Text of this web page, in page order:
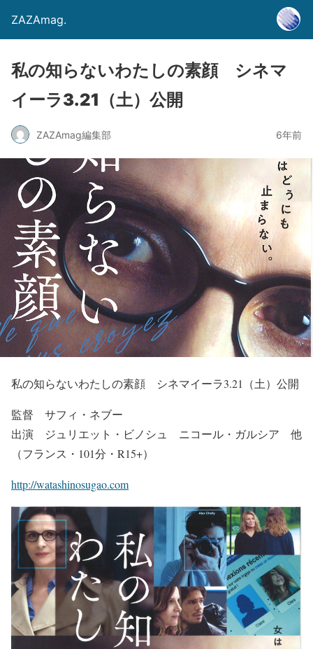
ZAZAmag.
私の知らないわたしの素顔 シネマ
イーラ3.21（土）公開
ZAZAmag編集部 6年前
私の知らないわたしの素顔 シネマイーラ3.21（土）公開
監督 サフィ・ネブー
出演 ジュリエット・ビノシュ ニコール・ガルシア 他
（フランス・101分・R15+）
http://watashinosugao.com